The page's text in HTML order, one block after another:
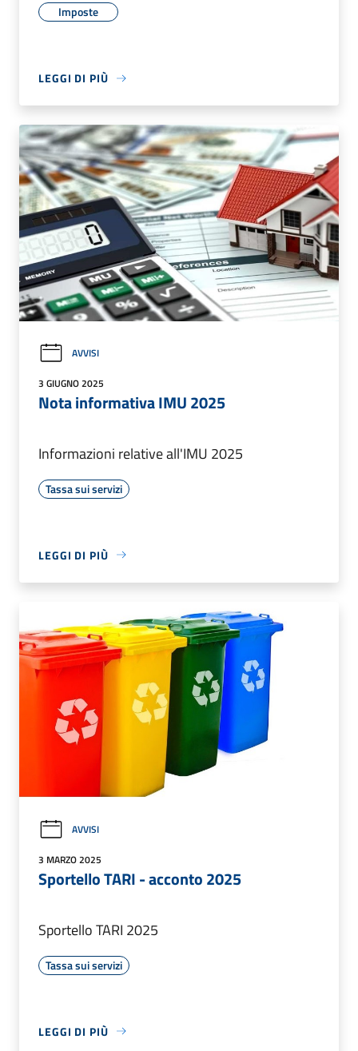
Imposte
LEGGI DI PIÙ
AVVISI
3 GIUGNO 2025
Nota informativa IMU 2025
Informazioni relative all'IMU 2025
Tassa sui servizi
LEGGI DI PIÙ
AVVISI
3 MARZO 2025
Sportello TARI - acconto 2025
Sportello TARI 2025
Tassa sui servizi
LEGGI DI PIÙ